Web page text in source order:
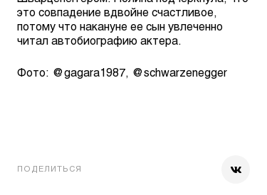
это совпадение вдвойне счастливое,
потому что накануне ее сын увлеченно
читал автобиографию актера.
Фото: @gagara1987, @schwarzenegger
ПОДЕЛИТЬСЯ